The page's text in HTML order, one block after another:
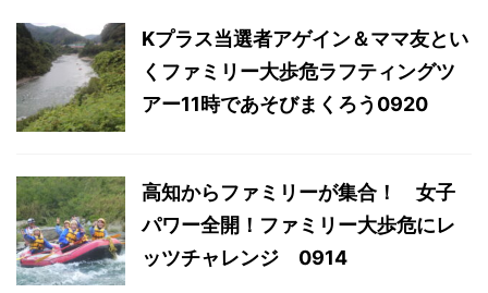
Kプラス当選者アゲイン＆ママ友とい
くファミリー大歩危ラフティングツ
アー11時であそびまくろう0920
高知からファミリーが集合！ 女子
パワー全開！ファミリー大歩危にレ
ッツチャレンジ 0914